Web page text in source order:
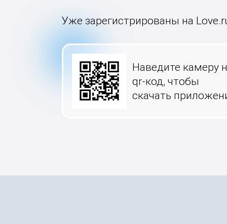
Уже зарегистрированы на
Наведите камеру
qr-код, чтобы
скачать